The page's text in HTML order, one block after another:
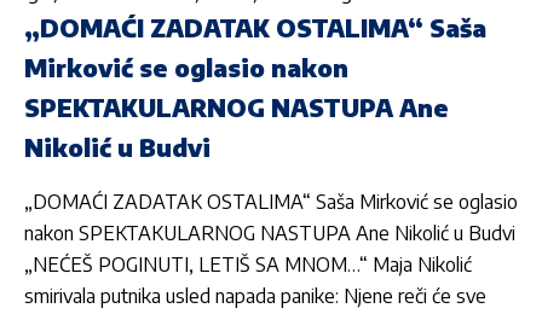
„DOMAĆI ZADATAK OSTALIMA“ Saša
Mirković se oglasio nakon
SPEKTAKULARNOG NASTUPA Ane
Nikolić u Budvi
„DOMAĆI ZADATAK OSTALIMA“ Saša Mirković se oglasio
nakon SPEKTAKULARNOG NASTUPA Ane Nikolić u Budvi
„NEĆEŠ POGINUTI, LETIŠ SA MNOM…“ Maja Nikolić
smirivala putnika usled napada panike: Njene reči će sve